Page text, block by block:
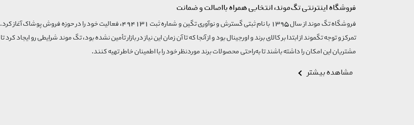
فروشگاه اینترنتی تگ‌موند، انتخابی همراه بااصالت و ضمانت
فروشگاه تگ موند از سال 1395 با نام ثبتی گسترش و نوآوری تگین و شماره ثبت 494131، فعالیت خود را در حوزه فروش پوشاک آغاز کرد.
تمرکز و توجه تگموند از ابتدا بر کالای برند و اورجینال بود و از آنجا که تا آن زمان این نیاز در بازار تأمین نشده بود، تگ موند شرایطی رو ایجاد کرد تا
مشتریان این امکان را داشته باشند تا به‌راحتی محصولات برند مورد‌نظر خود را با اطمینان خاطر تهیه کنند.
مشاهده بیشتر